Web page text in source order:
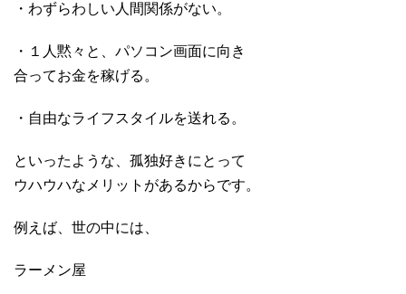
・わずらわしい人間関係がない。
・１人黙々と、パソコン画面に向き
合ってお金を稼げる。
・自由なライフスタイルを送れる。
といったような、孤独好きにとって
ウハウハなメリットがあるからです。
例えば、世の中には、
ラーメン屋